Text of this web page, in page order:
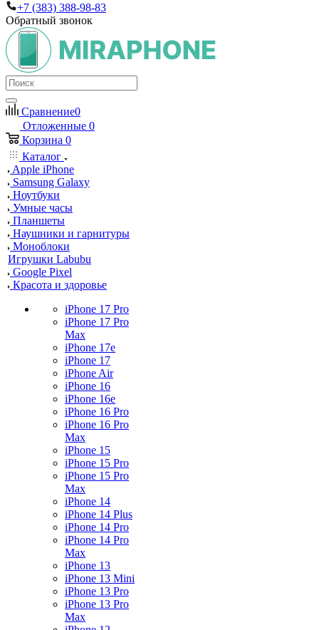
+7 (383) 388-98-83
Обратный звонок
Сравнение0
Отложенные 0
Корзина 0
Каталог
Apple iPhone
Samsung Galaxy
Ноутбуки
Умные часы
Планшеты
Наушники и гарнитуры
Моноблоки
Игрушки Labubu
Google Pixel
Красота и здоровье
iPhone 17 Pro
iPhone 17 Pro
Max
iPhone 17e
iPhone 17
iPhone Air
iPhone 16
iPhone 16e
iPhone 16 Pro
iPhone 16 Pro
Max
iPhone 15
iPhone 15 Pro
iPhone 15 Pro
Max
iPhone 14
iPhone 14 Plus
iPhone 14 Pro
iPhone 14 Pro
Max
iPhone 13
iPhone 13 Mini
iPhone 13 Pro
iPhone 13 Pro
Max